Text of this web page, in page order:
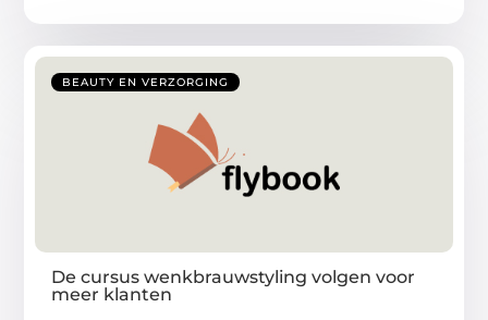
BEAUTY EN VERZORGING
De cursus wenkbrauwstyling volgen voor
meer klanten